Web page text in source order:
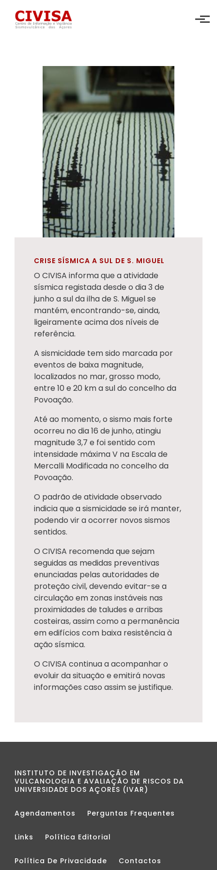
Skip to main content
CRISE SÍSMICA A SUL DE S. MIGUEL
O CIVISA informa que a atividade
sísmica registada desde o dia 3 de
junho a sul da ilha de S. Miguel se
mantém, encontrando-se, ainda,
ligeiramente acima dos níveis de
referência.
A sismicidade tem sido marcada por
eventos de baixa magnitude,
localizados no mar, grosso modo,
entre 10 e 20 km a sul do concelho da
Povoação.
Até ao momento, o sismo mais forte
ocorreu no dia 16 de junho, atingiu
magnitude 3,7 e foi sentido com
intensidade máxima V na Escala de
Mercalli Modificada no concelho da
Povoação.
O padrão de atividade observado
indicia que a sismicidade se irá manter,
podendo vir a ocorrer novos sismos
sentidos.
O CIVISA recomenda que sejam
seguidas as medidas preventivas
enunciadas pelas autoridades de
proteção civil, devendo evitar-se a
circulação em zonas instáveis nas
proximidades de taludes e arribas
costeiras, assim como a permanência
em edifícios com baixa resistência à
ação sísmica.
O CIVISA continua a acompanhar o
evoluir da situação e emitirá novas
informações caso assim se justifique.
INSTITUTO DE INVESTIGAÇÃO EM
VULCANOLOGIA E AVALIAÇÃO DE RISCOS DA
UNIVERSIDADE DOS AÇORES (IVAR)
Agendamentos Perguntas Frequentes
Links Política Editorial
Política De Privacidade Contactos